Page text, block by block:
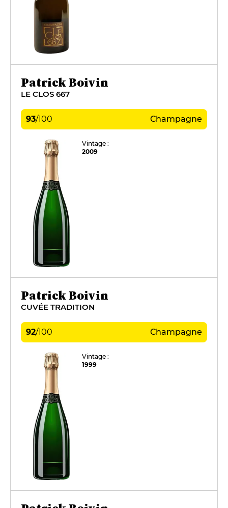
Patrick Boivin
LE CLOS 667
93/100 Champagne
Vintage :
2009
Patrick Boivin
CUVÉE TRADITION
92/100 Champagne
Vintage :
1999